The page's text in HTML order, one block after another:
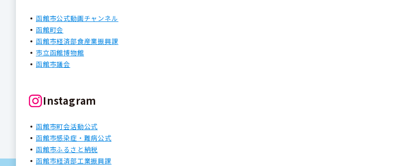
函館市公式動画チャンネル
函館町会
函館市経済部食産業振興課
市立函館博物館
函館市議会
Instagram
函館市町会活動公式
函館市感染症・難病公式
函館市ふるさと納税
函館市経済部工業振興課